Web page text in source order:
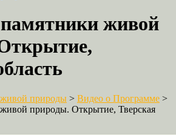
живой
живой природы > Видео о Программе >
природы. Открытие, Тверская